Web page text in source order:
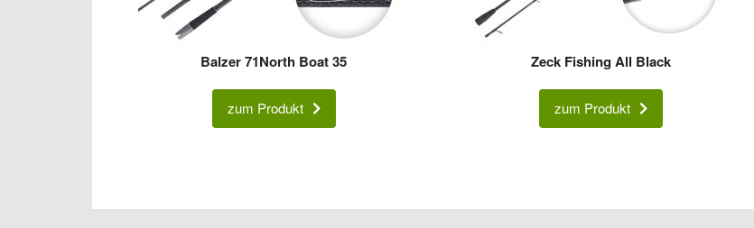
Balzer 71North Boat 35
zum Produkt
Zeck Fishing All Black
zum Produkt